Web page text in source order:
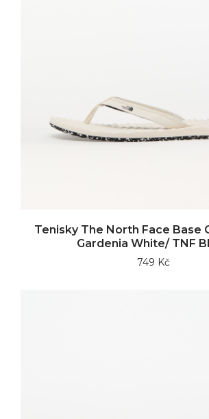
Tenisky The North Face Base
Gardenia White/ TNF
749 Kč